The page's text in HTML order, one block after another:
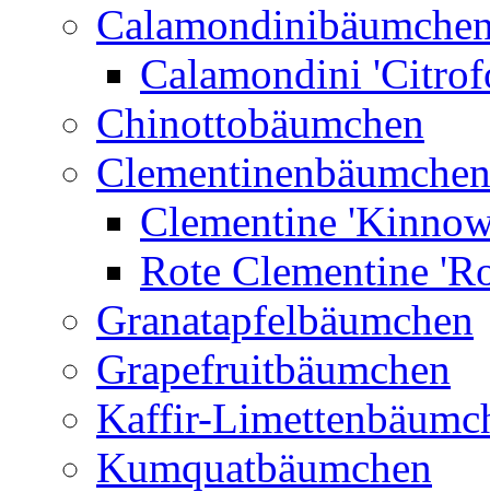
Calamondini
Chinottobäumchen
Clementinenbäumchen
Clementine
Rote Clementine
Granatapfelbäumchen
Grapefruitbäumchen
Kaffir-
Kumquatbäumchen